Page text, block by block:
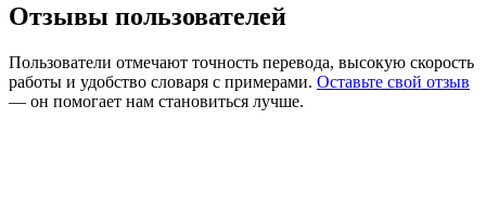
Отзывы пользователей
Пользователи отмечают точность перевода, высокую скорость
работы и удобство словаря с примерами. Оставьте свой отзыв
— он помогает нам становиться лучше.